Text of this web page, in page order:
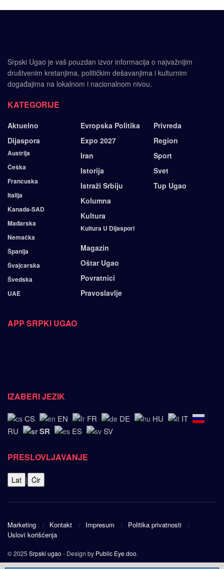
Srpski Ugao je vaš pouzdan izvor informacija o najvažnijim
društvenim kretanjima, političkim dešavanjima i kulturnim
događajima na lokalnom i nacionalnom nivou.
KATEGORIJE
Aktuelno
Dijaspora
Austrija
Češka
Francuska
Italija
Kanada-SAD
Mađarska
Nemačka
Španija
Švajcarska
Švedska
UAE
Evropska Politika
Expo 2027
Iran
Istorija
Istraži Srbiju
Kolumna
Kultura
Kultura U Dijaspori
Magazin
Oštar Ugao
Povratnici
Pravoslavlje
Privreda
Region
Sport
Svet
Tup Ugao
APP SRPKI UGAO
IZABERI JEZIK
CS EN FR DE HU
IT
RU
SR ES SV
PRESLOVLJAVANJE
Lat | Ćir
Marketing Kontakt Impresum
Politika privatnosti
Uslovi korišćenja
© 2025 Srpski ugao - Design by Public Eye doo.